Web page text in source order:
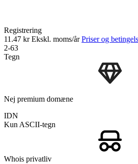
Registrering
11.47 krEkskl. moms/årPriser og
2-63
Tegn
Nej premium domæne
IDN
Kun ASCII-tegn
Whois privatliv